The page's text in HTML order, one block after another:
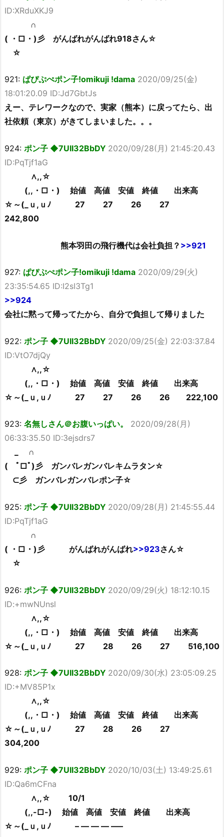
ID:XRduXKJ9
∩
( ・□・)彡 がんばれがんばれ918さん☆
☆
921: ぱぴぷぺポン子!omikuji !dama 2020/09/25(金)
18:01:20.09 ID:Jd7GbtJs
えー、テレワークなので、実家（熊本）に戻ってたら、出
社依頼（東京）がきてしまいました。。。
924: ポン子 ◆7UII32BbDY 2020/09/28(月) 21:45:20.43
ID:PqTjf1aG
∧,,☆
(,,・□・) 始値 高値 安値 終値 出来高
☆～(_ｕ,ｕﾉ 27 27 26 27
242,800
熊本羽田の飛行機代は会社負担？ >>921
927: ぱぴぷぺポン子!omikuji !dama 2020/09/29(火)
23:35:54.65 ID:I2sI3Tg1
>>924
会社に黙って帰ってたから、自分で負担して帰りました
922: ポン子 ◆7UII32BbDY 2020/09/25(金) 22:03:37.84
ID:VtO7djQy
∧,,☆
(,,・□・) 始値 高値 安値 終値 出来高
☆～(_ｕ,ｕﾉ 27 27 26 26 222,100
923: 名無しさん＠お腹いっぱい。
2020/09/28(月)
06:33:35.50 ID:3ejsdrs7
_ ∩
( ﾟ□ﾟ)彡 ガンバレガンバレキムラタン☆
⊂彡 ガンバレガンバレポン子☆
925: ポン子 ◆7UII32BbDY 2020/09/28(月) 21:45:55.44
ID:PqTjf1aG
∩
( ・□・)彡 がんばれがんばれ>>923さん☆
☆
926: ポン子 ◆7UII32BbDY 2020/09/29(火) 18:12:10.15
ID:+mwNUnsl
∧,,☆
(,,・□・) 始値 高値 安値 終値 出来高
☆～(_ｕ,ｕﾉ 27 28 26 27 516,100
928: ポン子 ◆7UII32BbDY 2020/09/30(水) 23:05:09.25
ID:+MV85P1x
∧,,☆
(,,・□・) 始値 高値 安値 終値 出来高
☆～(_ｕ,ｕﾉ 27 28 26 27
304,200
929: ポン子 ◆7UII32BbDY 2020/10/03(土) 13:49:25.61
ID:Qa6mCFna
∧,,☆ 10/1
(,,-□-) 始値 高値 安値 終値 出来高
☆～(_ｕ,ｕﾉ – — — — —–